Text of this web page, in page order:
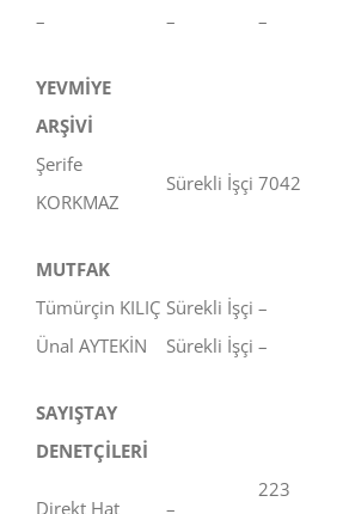
–
– –
YEVMİYE
ARŞİVİ
Şerife
KORKMAZ
Sürekli İşçi 7042
MUTFAK
Tümürçin KILIÇ Sürekli İşçi –
Ünal AYTEKİN
Sürekli İşçi –
SAYIŞTAY
DENETÇİLERİ
Direkt Hat –
223